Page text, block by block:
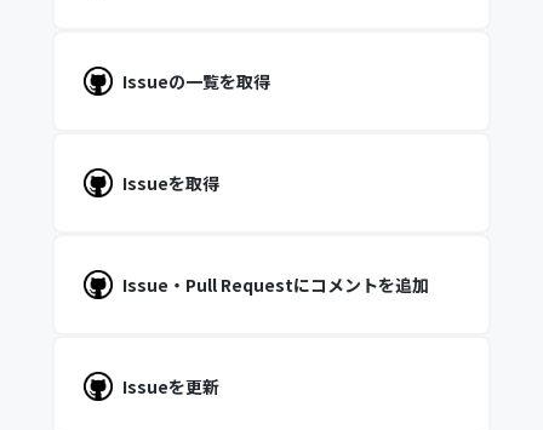
Issueの一覧を取得
Issueを取得
Issue・Pull Requestにコメントを追加
Issueを更新